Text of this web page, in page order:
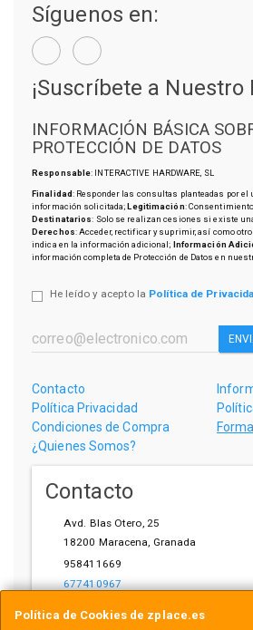
Política de Cookies de zplace.es
Síguenos en:
¡Suscríbete a Nuestro
INFORMACIÓN BÁSICA
PROTECCIÓN DE DATOS
Responsable: INTERACTIVE HARDWARE, SL
Finalidad: Responder las consultas planteadas por el
información solicitada; Legitimación:
Destinatarios: Solo se realizan cesiones si existe
Derechos: Acceder, rectificar y suprimir, así como
indica en la información adicional; Información
información completa de Protección de Datos en
He leído y acepto la Política de
Contacto
Política Privacidad
Condiciones de Compra
¿Quienes Somos?
Contacto
Avd. Blas Otero, 25
18200 Maracena Granada
958411669
677410967